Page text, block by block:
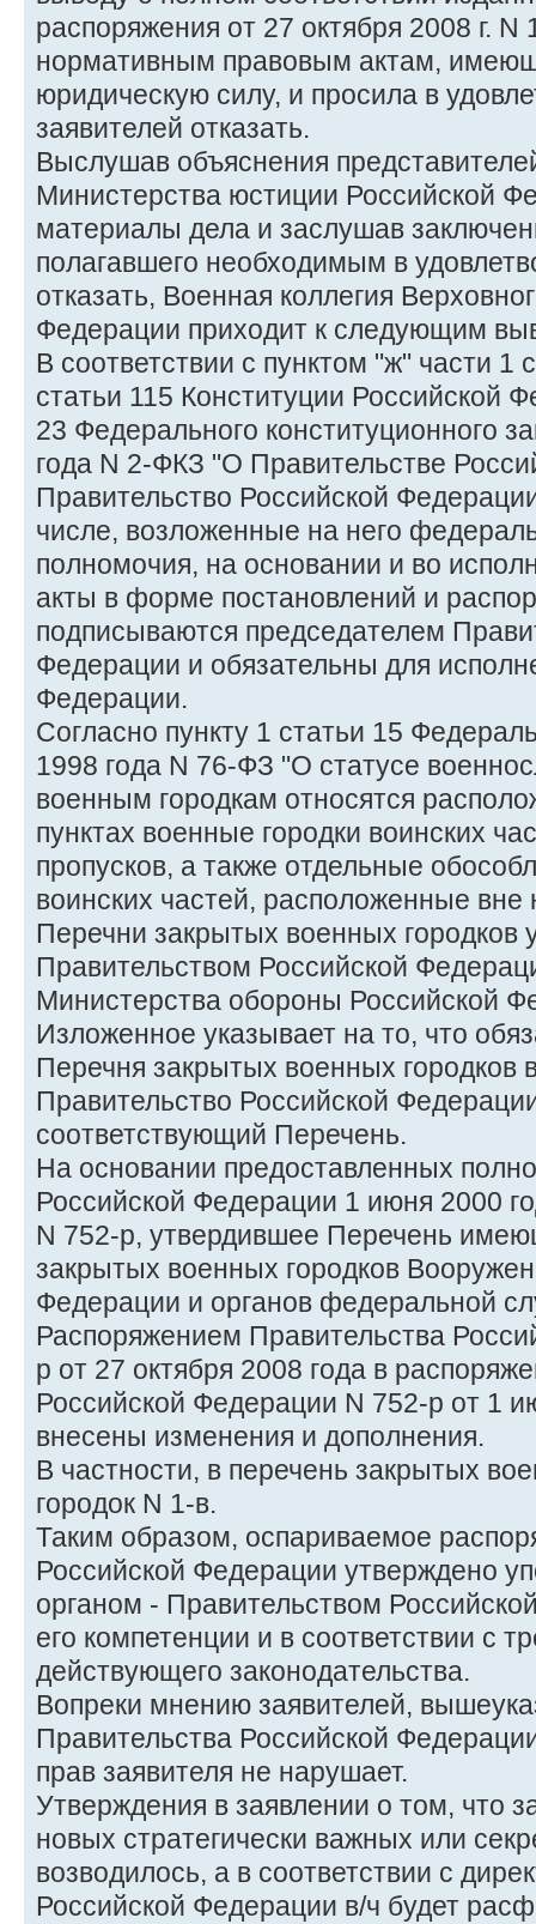
распоряжения от 27 октября 2008 г.
нормативным правовым актам,
юридическую силу, и просила в
заявителей отказать.
Выслушав объяснения
Министерства юстиции Российской
материалы дела и заслушав
полагавшего необходимым в
отказать, Военная коллегия
Федерации приходит к следующим
В соответствии с пунктом "ж" части 1
статьи 115 Конституции Российской
23 Федерального конституционного
года N 2-ФКЗ "О Правительстве
Правительство Российской
числе, возложенные на него
полномочия, на основании и во
акты в форме постановлений и
подписываются председателем
Федерации и обязательны для
Федерации.
Согласно пункту 1 статьи 15
1998 года N 76-ФЗ "О статусе
военным городкам относятся
пунктах военные городки воинских
пропусков, а также отдельные
воинских частей, расположенные вне
Перечни закрытых военных городков
Правительством Российской
Министерства обороны Российской
Изложенное указывает на то, что
Перечня закрытых военных городков
Правительство Российской
соответствующий Перечень.
На основании предоставленных
Российской Федерации 1 июня 2000
N 752-р, утвердившее Перечень
закрытых военных городков
Федерации и органов федеральной
Распоряжением Правительства
р от 27 октября 2008 года в
Российской Федерации N 752-р от 1
внесены изменения и дополнения.
В частности, в перечень закрытых
городок N 1-в.
Таким образом, оспариваемое
Российской Федерации утверждено
органом - Правительством
его компетенции и в соответствии с
действующего законодательства.
Вопреки мнению заявителей,
Правительства Российской
прав заявителя не нарушает.
Утверждения в заявлении о том, что
новых стратегически важных или
возводилось, а в соответствии с
Российской Федерации в/ч будет